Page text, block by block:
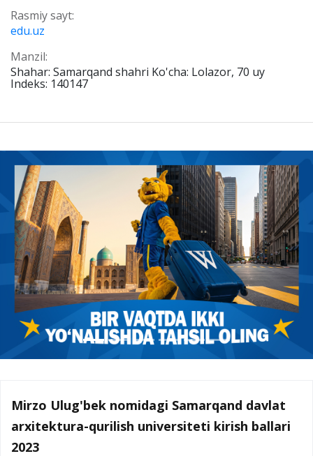
Rasmiy sayt:
edu.uz
Manzil:
Shahar: Samarqand shahri Ko'cha: Lolazor, 70 uy
Indeks: 140147
Mirzo Ulug'bek nomidagi Samarqand davlat
arxitektura-qurilish universiteti kirish ballari
2023